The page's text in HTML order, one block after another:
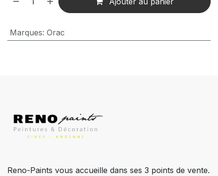
Marques: Orac
Reno-Paints vous accueille dans ses 3 points de vente.